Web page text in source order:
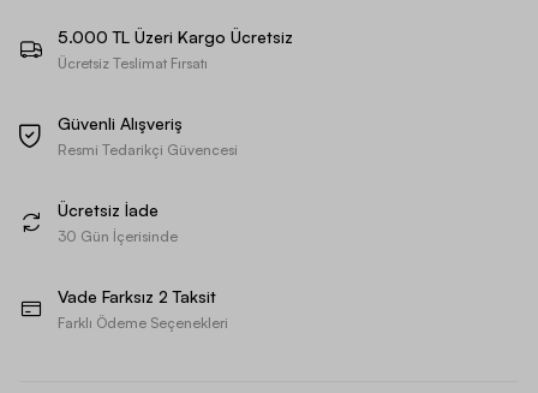
5.000 TL Üzeri Kargo Ücretsiz
Ücretsiz Teslimat Fırsatı
Güvenli Alışveriş
Resmi Tedarikçi Güvencesi
Ücretsiz İade
30 Gün İçerisinde
Vade Farksız 2 Taksit
Farklı Ödeme Seçenekleri